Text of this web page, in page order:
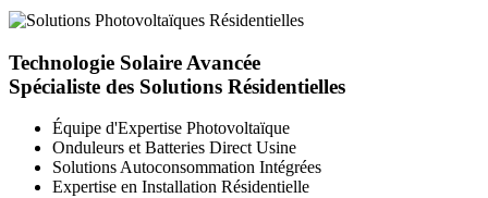
Technologie Solaire Avancée
Spécialiste des Solutions Résidentielles
Équipe d'Expertise Photovoltaïque
Onduleurs et Batteries Direct Usine
Solutions Autoconsommation Intégrées
Expertise en Installation Résidentielle